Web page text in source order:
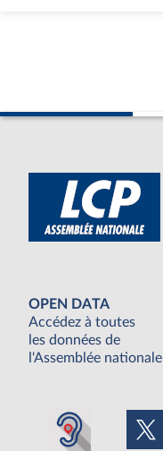
OPEN DATA
Accédez à toutes
les données de
l'Assemblée nationale